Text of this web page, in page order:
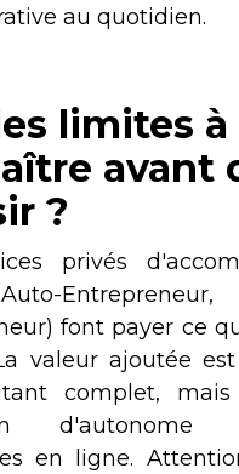
au quotidien.
limites à
avant
?
privés
font payer ce
valeur ajoutée
complet,
en ligne.